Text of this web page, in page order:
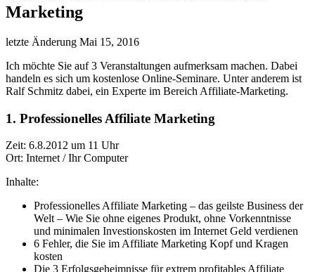
Marketing
letzte Änderung Mai 15, 2016
Ich möchte Sie auf 3 Veranstaltungen aufmerksam machen. Dabei
handeln es sich um kostenlose Online-Seminare. Unter anderem ist
Ralf Schmitz dabei, ein Experte im Bereich Affiliate-Marketing.
1. Professionelles Affiliate Marketing
Zeit: 6.8.2012 um 11 Uhr
Ort: Internet / Ihr Computer
Inhalte:
Professionelles Affiliate Marketing – das geilste Business der
Welt – Wie Sie ohne eigenes Produkt, ohne Vorkenntnisse
und minimalen Investionskosten im Internet Geld verdienen
6 Fehler, die Sie im Affiliate Marketing Kopf und Kragen
kosten
Die 3 Erfolgsgeheimnisse für extrem profitables Affiliate